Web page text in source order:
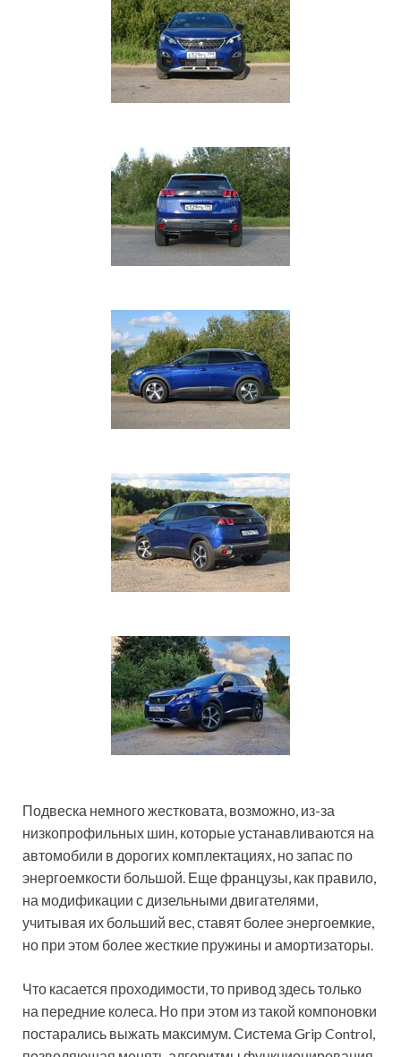
Подвеска немного жестковата, возможно, из-за
низкопрофильных шин, которые устанавливаются на
автомобили в дорогих комплектациях, но запас по
энергоемкости большой. Еще французы, как правило,
на модификации с дизельными двигателями,
учитывая их больший вес, ставят более энергоемкие,
но при этом более жесткие пружины и амортизаторы.
Что касается проходимости, то привод здесь только
на передние колеса. Но при этом из такой компоновки
постарались выжать максимум. Система Grip Control,